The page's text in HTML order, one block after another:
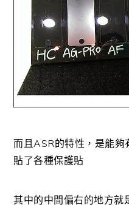
而且ASR的特性，是能
貼了各種保護貼
其中的中間偏右的地方就